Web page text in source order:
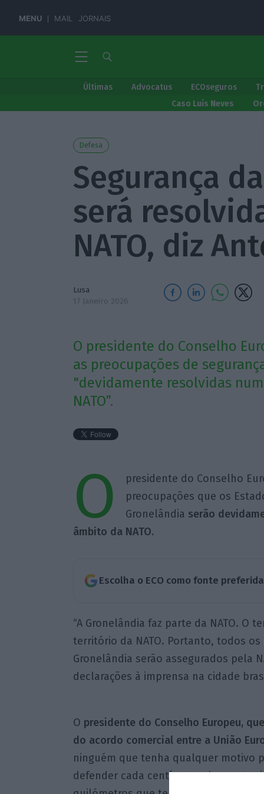
MENU MAIL JORNAIS
Últimas Advocatus ECOseguros
Caso Luís Neves
Defesa
Segurança
será
NATO, diz
Lusa
17 Janeiro 2026
O presidente do Conselho
as preocupações de
"devidamente resolvidas
NATO”.
O
presidente do Conselho
preocupações que os
Gronelândia serão
âmbito da NATO.
Escolha o ECO como fonte
“A Gronelândia faz parte da NATO. O
território da NATO. Portanto, todos
Gronelândia serão assegurados pela
declarações à imprensa na cidade
O presidente do Conselho Europeu,
do acordo comercial entre a União
ninguém que tenha qualquer motivo
defender cada centímetro do seu